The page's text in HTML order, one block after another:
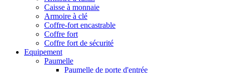
Caisse à monnaie
Armoire à clé
Coffre-fort encastrable
Coffre fort
Coffre fort de sécurité
Equipement
Paumelle
Paumelle de porte d'entrée